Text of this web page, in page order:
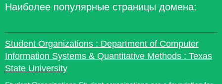
Наиболее популярные страницы домена:
Student Organizations : Department of Computer
Information Systems & Quantitative Methods : Texas
State University